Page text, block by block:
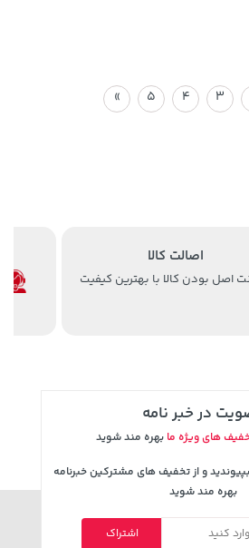
3
4
5
»
اصالت کالا
اصل بودن کالا با بهترین کیفیت
در خبر نامه
های ویژه ما بهره مند شوید
و از تخفیف های مشترکین خبرنامه
بهره مند شوید
اشتراک